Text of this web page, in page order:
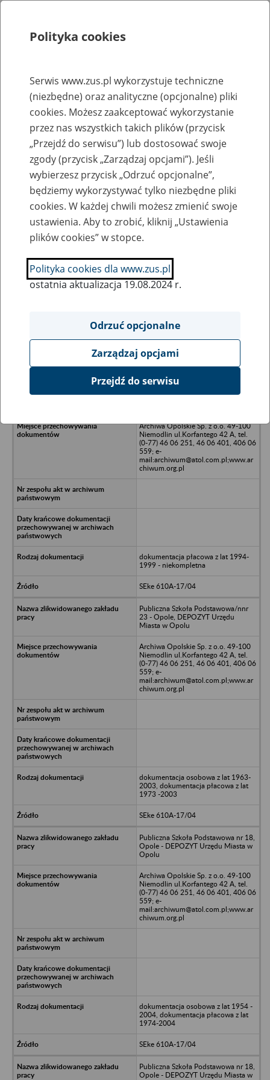
Rejestry, ewidencje i archiwa
Baza zlikwidowanych lub
przekształconych zakładów pracy
Nazwa zakładu pracy:
SZUKAJ
Ukryj wszystkie pozycje bazy
Rejon Dróg Wodnych w Opolu
Archiwa Opolskie Sp. z o.o. 49-100
Niemodlin ul.Korfantego 42 A, tel.
(0-77) 46 06 251, 46 06 401, 406 06
559; e-
mail:archiwum@atol.com.pl;www.ar
chiwum.org.pl
dokumentacja płacowa z lat 1994-
1999 - niekompletna
SEke 610A-17/04
Publiczna Szkoła Podstawowa/nnr
23 - Opole, DEPOZYT Urzędu
Miasta w Opolu
Archiwa Opolskie Sp. z o.o. 49-100
Niemodlin ul.Korfantego 42 A, tel.
(0-77) 46 06 251, 46 06 401, 406 06
559; e-
mail:archiwum@atol.com.pl;www.ar
chiwum.org.pl
dokumentacja osobowa z lat 1963-
2003, dokumentacja płacowa z lat
1973 -2003
SEke 610A-17/04
Publiczna Szkoła Podstawowa nr 18,
Opole - DEPOZYT Urzędu Miasta w
Opolu
Archiwa Opolskie Sp. z o.o. 49-100
Niemodlin ul.Korfantego 42 A, tel.
(0-77) 46 06 251, 46 06 401, 406 06
559; e-
mail:archiwum@atol.com.pl;www.ar
chiwum.org.pl
dokumentacja osobowa z lat 1954 -
2004, dokumentacja płacowa z lat
1974-2004
SEke 610A-17/04
Publiczna Szkoła Podstawowa nr 18,
Opole - DEPOZYT Urzędu Miasta w
Polityka cookies
Serwis www.zus.pl wykorzystuje techniczne
(niezbędne) oraz analityczne (opcjonalne) pliki
cookies. Możesz zaakceptować wykorzystanie
przez nas wszystkich takich plików (przycisk
„Przejdź do serwisu”) lub dostosować swoje
zgody (przycisk „Zarządzaj opcjami”). Jeśli
wybierzesz przycisk „Odrzuć opcjonalne”,
będziemy wykorzystywać tylko niezbędne pliki
cookies. W każdej chwili możesz zmienić swoje
ustawienia. Aby to zrobić, kliknij „Ustawienia
plików cookies” w stopce.
Polityka cookies dla www.zus.pl
ostatnia aktualizacja 19.08.2024 r.
Odrzuć opcjonalne
Zarządzaj opcjami
Przejdź do serwisu